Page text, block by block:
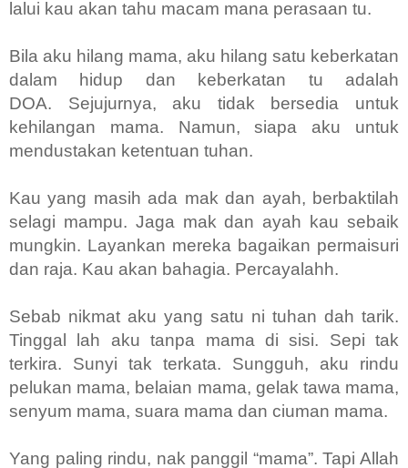
lalui kau akan tahu macam mana perasaan tu.
Bila aku hilang mama, aku hilang satu keberkatan
dalam hidup dan keberkatan tu adalah
DOA. Sejujurnya, aku tidak bersedia untuk
kehilangan mama. Namun, siapa aku untuk
mendustakan ketentuan tuhan.
Kau yang masih ada mak dan ayah, berbaktilah
selagi mampu. Jaga mak dan ayah kau sebaik
mungkin. Layankan mereka bagaikan permaisuri
dan raja. Kau akan bahagia. Percayalahh.
Sebab nikmat aku yang satu ni tuhan dah tarik.
Tinggal lah aku tanpa mama di sisi. Sepi tak
terkira. Sunyi tak terkata. Sungguh, aku rindu
pelukan mama, belaian mama, gelak tawa mama,
senyum mama, suara mama dan ciuman mama.
Yang paling rindu, nak panggil “mama”. Tapi Allah